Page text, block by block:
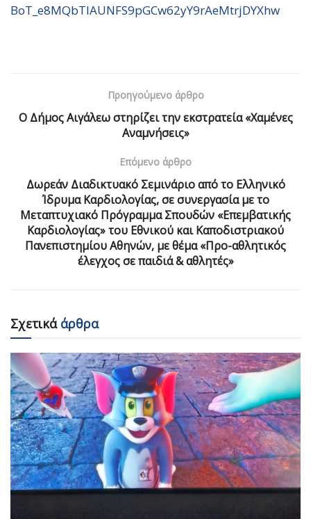
BoT_e8MQbTlAUNFS9pGCw62yY9rAeMtrjDYXhw
Προηγούμενο άρθρο
Ο Δήμος Αιγάλεω στηρίζει την εκστρατεία «Χαμένες
Αναμνήσεις»
Επόμενο άρθρο
Δωρεάν Διαδικτυακό Σεμινάριο από το Ελληνικό
Ίδρυμα Καρδιολογίας, σε συνεργασία με το
Μεταπτυχιακό Πρόγραμμα Σπουδών «Επεμβατικής
Καρδιολογίας» του Εθνικού και Καποδιστριακού
Πανεπιστημίου Αθηνών, με θέμα «Προ-αθλητικός
έλεγχος σε παιδιά & αθλητές»
Σχετικάάρθρα